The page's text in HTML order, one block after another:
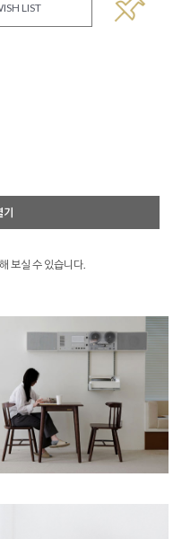
LIST
보실 수 있습니다.